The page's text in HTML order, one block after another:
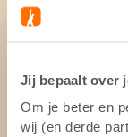
Jij bepaalt over
Om je beter en
wij (en derde